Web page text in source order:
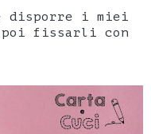
disporre i miei
poi fissarli con